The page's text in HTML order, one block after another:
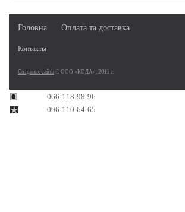
Головна Оплата та доставка
Создание сайта © ООО «КОДА», 2012 г.
Контакты
066-118-98-96
096-110-64-65